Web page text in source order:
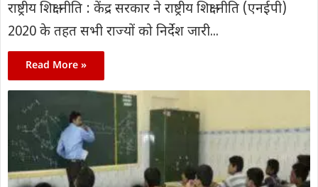
राष्ट्रीय शिक्षा नीति : केंद्र सरकार ने राष्ट्रीय शिक्षा नीति (एनईपी)
2020 के तहत सभी राज्यों को निर्देश जारी...
Read More »